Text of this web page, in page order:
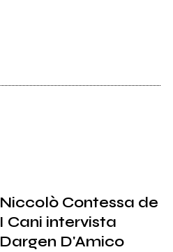
Niccolò Contessa de
I Cani intervista
Dargen D'Amico